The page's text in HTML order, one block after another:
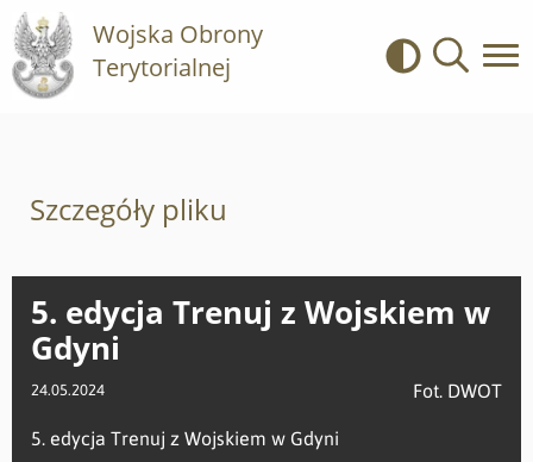
Wojska Obrony
Terytorialnej
Kontrast
Szczegóły pliku
5. edycja Trenuj z Wojskiem w
Gdyni
24.05.2024 Fot. DWOT
5. edycja Trenuj z Wojskiem w Gdyni